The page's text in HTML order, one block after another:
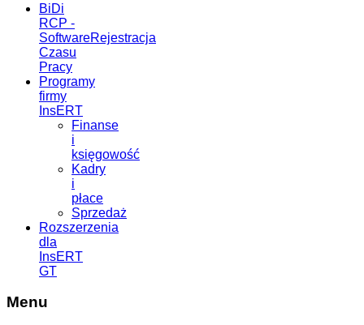
BiDi
RCP -
SoftwareRejestracja
Czasu
Pracy
Programy
firmy
InsERT
Finanse
i
księgowość
Kadry
i
płace
Sprzedaż
Rozszerzenia
dla
InsERT
GT
Menu